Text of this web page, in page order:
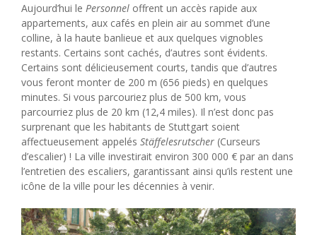
Aujourd’hui le Personnel offrent un accès rapide aux
appartements, aux cafés en plein air au sommet d’une
colline, à la haute banlieue et aux quelques vignobles
restants. Certains sont cachés, d’autres sont évidents.
Certains sont délicieusement courts, tandis que d’autres
vous feront monter de 200 m (656 pieds) en quelques
minutes. Si vous parcouriez plus de 500 km, vous
parcourriez plus de 20 km (12,4 miles). Il n’est donc pas
surprenant que les habitants de Stuttgart soient
affectueusement appelés Stäffelesrutscher (Curseurs
d’escalier) ! La ville investirait environ 300 000 € par an dans
l’entretien des escaliers, garantissant ainsi qu’ils restent une
icône de la ville pour les décennies à venir.